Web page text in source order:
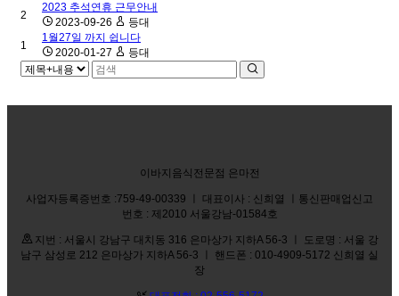
2
2023 추석연휴 근무안내
2023-09-26
등대
1
1월27일 까지 쉽니다
2020-01-27
등대
이바지음식전문점 은마전
사업자등록증번호 :759-49-00339 ㅣ 대표이사 : 신희열 ㅣ통신판매업신고
번호 : 제2010 서울강남-01584호
지번 : 서울시 강남구 대치동 316 은마상가 지하A 56-3 ㅣ 도로명 : 서울 강
남구 삼성로 212 은마상가 지하A 56-3 ㅣ 핸드폰 : 010-4909-5172 신희열 실
장